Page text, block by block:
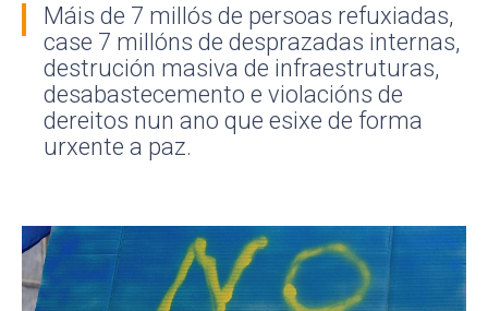
Máis de 7 millós de persoas refuxiadas,
case 7 millóns de desprazadas internas,
destrución masiva de infraestruturas,
desabastecemento e violacións de
dereitos nun ano que esixe de forma
urxente a paz.